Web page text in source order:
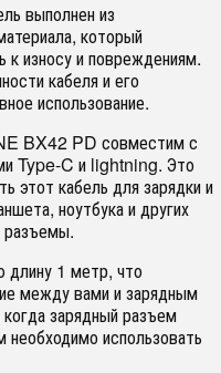
выполнен из
который
к износу и повреждениям.
кабеля и его
использование.
BX42 PD совместим с
Type-C и lightning. Это
этот кабель для зарядки и
ноутбука и других
длину 1 метр, что
между вами и зарядным
зарядный разъем
необходимо использовать